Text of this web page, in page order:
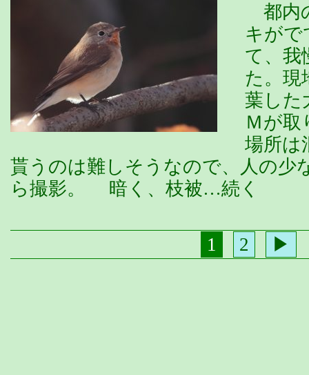
都内
キがで
て、我
た。
葉した
Ｍが取
場所は
貰うのは難しそうなので、人の少
ら撮影。 暗く、枝被…続く
1 2 ▶